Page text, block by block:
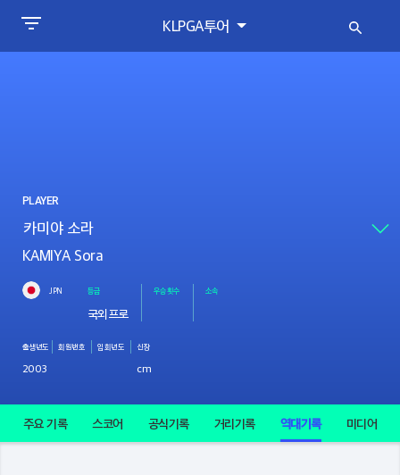
KLPGA투어
PLAYER
KAMIYA Sora
JPN 등급
국외프로
우승횟수 소속
출생년도
2003
회원번호 입회년도 신장
cm
주요 기록 스코어 공식기록 거리기록 역대기록 미디어